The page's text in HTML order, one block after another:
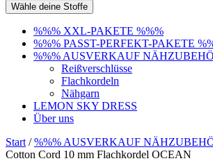
Wähle deine Stoffe
%%% XXL-PAKETE %%%
%%% PASST-PERFEKT-PAKETE
%%% AUSVERKAUF
Reißverschlüsse
Flachkordeln
Nähgarn
LEMON SKY DRESS
Über uns
Start /%%% AUSVERKAUF
Cotton Cord 10 mm Flachkordel OCEAN